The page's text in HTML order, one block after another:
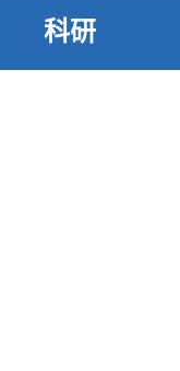
科研